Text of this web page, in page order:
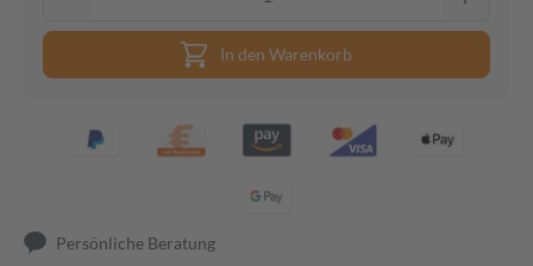
In den Warenkorb
Persönliche Beratung